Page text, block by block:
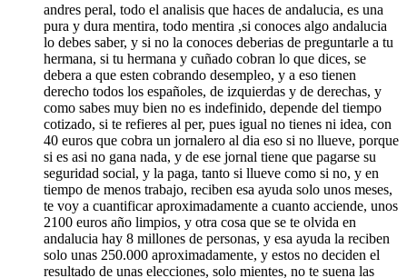
andres peral, todo el analisis que haces de andalucia, es una
pura y dura mentira, todo mentira ,si conoces algo andalucia
lo debes saber, y si no la conoces deberias de preguntarle a tu
hermana, si tu hermana y cuñado cobran lo que dices, se
debera a que esten cobrando desempleo, y a eso tienen
derecho todos los españoles, de izquierdas y de derechas, y
como sabes muy bien no es indefinido, depende del tiempo
cotizado, si te refieres al per, pues igual no tienes ni idea, con
40 euros que cobra un jornalero al dia eso si no llueve, porque
si es asi no gana nada, y de ese jornal tiene que pagarse su
seguridad social, y la paga, tanto si llueve como si no, y en
tiempo de menos trabajo, reciben esa ayuda solo unos meses,
te voy a cuantificar aproximadamente a cuanto acciende, unos
2100 euros año limpios, y otra cosa que se te olvida en
andalucia hay 8 millones de personas, y esa ayuda la reciben
solo unas 250.000 aproximadamente, y estos no deciden el
resultado de unas elecciones, solo mientes, no te suena las